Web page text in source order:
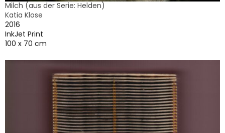
Milch (aus der Serie: Helden)
Katia Klose
2016
InkJet Print
100 x 70 cm